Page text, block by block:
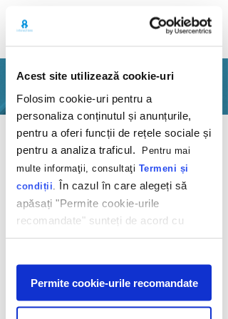
Acest site utilizează cookie-uri
Folosim cookie-uri pentru a
personaliza conținutul și anunțurile,
pentru a oferi funcții de rețele sociale și
pentru a analiza traficul.
Pentru mai
multe informaţii, consultaţi Termeni și
condiții În cazul în care alegeți să
apăsați "Permite cookie-urile
recomandate" sunteți de acord cu
utilizarea modulelor noastre cookie.
Afişare
Permite cookie-urile recomandate
PORTFOLIO
Back
Playing means
winning
Mega Image
2014